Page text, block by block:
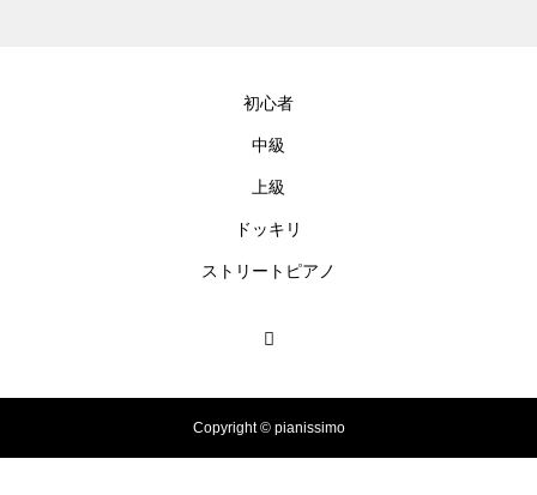
（中～上級）【The Dark History
of the Reincarnated Villainess】
ほぼ日1フレーズ THE BLUE H
EARTS NO NO NO
冬の音楽 #クリスマス #心温まる
千葉県／イオンモール千葉ニュ
初心者
中級
上級
ドッキリ
ストリートピアノ
Copyright © pianissimo